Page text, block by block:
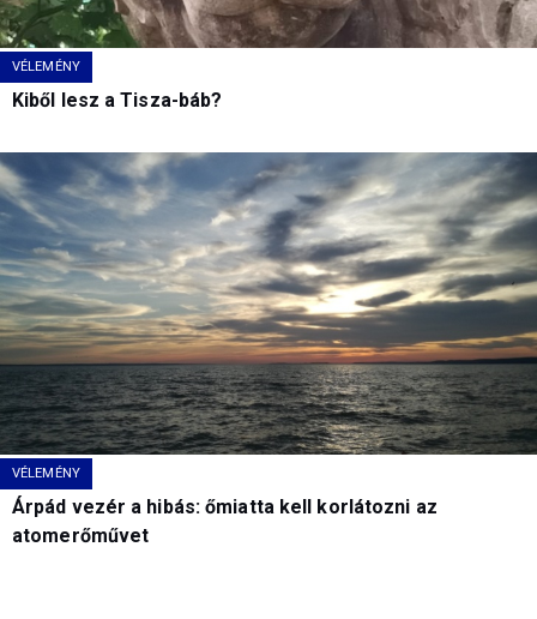
VÉLEMÉNY
Kiből lesz a Tisza-báb?
VÉLEMÉNY
Árpád vezér a hibás: őmiatta kell korlátozni az
atomerőművet